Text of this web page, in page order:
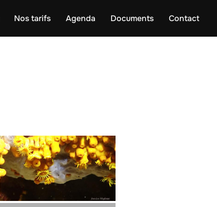
Nos tarifs Agenda Documents Contact